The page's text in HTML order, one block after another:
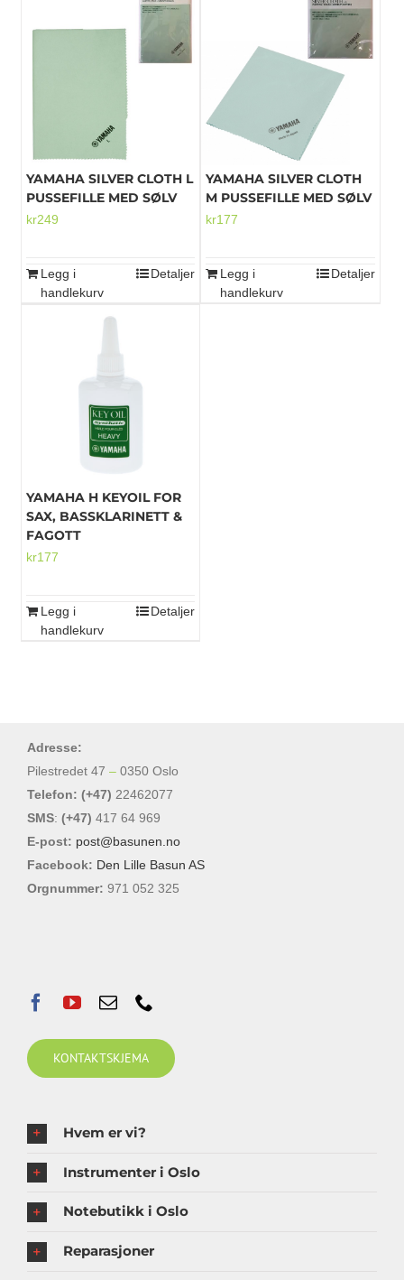
YAMAHA SILVER CLOTH L
PUSSEFILLE MED SØLV
kr249
Legg i
handlekurv
Detaljer
YAMAHA SILVER CLOTH
M PUSSEFILLE MED SØLV
kr177
Legg i
handlekurv
Detaljer
YAMAHA H KEYOIL FOR
SAX, BASSKLARINETT &
FAGOTT
kr177
Legg i
handlekurv
Detaljer
Adresse:
Pilestredet 47 – 0350 Oslo
Telefon: (+47) 22462077
SMS: (+47) 417 64 969
E-post: post@basunen.no
Facebook: Den Lille Basun AS
Orgnummer: 971 052 325
KONTAKTSKJEMA
Hvem er vi?
Instrumenter i Oslo
Notebutikk i Oslo
Reparasjoner